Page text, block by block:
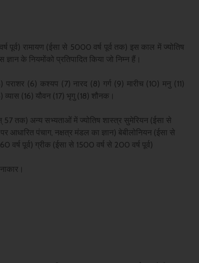
रामायण (ईसा से 5000 वर्ष पूर्व तक) इस काल में ज्योतिष
के नियमोंको प्रतिपादित किया जो निम्न हैं।
पराशर (6) कश्यप (7) नारद (8) गर्ग (9) मारीच (10) मनु (11)
व्यास (16) यौवन (17) भृगु (18) शौनक।
57 तक) अन्य सभ्यताओं में ज्योतिष शास्त्र सुमेरियन (ईसा से
आधारित पंचाग, नक्षत्र मंडल का ज्ञान) बेबीलोनियन (ईसा से
वर्ष पूर्व) ग्रीक (ईसा से 1500 वर्ष से 200 वर्ष पूर्व)